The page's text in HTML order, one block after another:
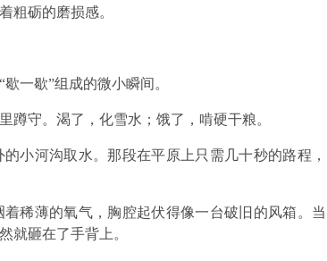
粗砺的磨损感。
一歇”组成的微小瞬间。
蹲守。渴了，化雪水；饿了，啃硬干粮。
小河沟取水。那段在平原上只需几十秒的路程，
稀薄的氧气，胸腔起伏得像一台破旧的风箱。当
就砸在了手背上。